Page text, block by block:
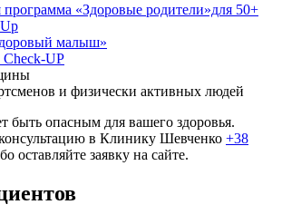
«Здоровые родители»для 50+
малыш»
UP
и физически активных людей
быть опасным для вашего здоровья.
в Клинику Шевченко +38
оставляйте заявку на сайте.